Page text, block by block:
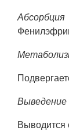
Абсорбция
Выведение
Выводится